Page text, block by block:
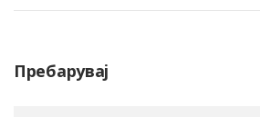
Пребарувај